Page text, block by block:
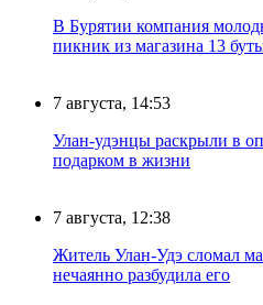
В Бурятии компания
пикник из магазина 13
7 августа, 14:53
Улан-удэнцы раскрыли в
подарком в жизни
7 августа, 12:38
Житель Улан-Удэ сломал
нечаянно разбудила его